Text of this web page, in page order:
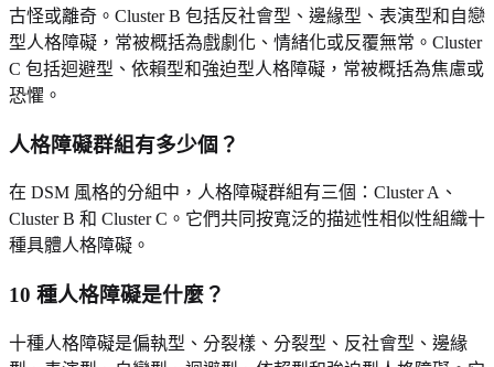
古怪或離奇。Cluster B 包括反社會型、邊緣型、表演型和自戀
型人格障礙，常被概括為戲劇化、情緒化或反覆無常。Cluster
C 包括迴避型、依賴型和強迫型人格障礙，常被概括為焦慮或
恐懼。
人格障礙群組有多少個？
在 DSM 風格的分組中，人格障礙群組有三個：Cluster A、
Cluster B 和 Cluster C。它們共同按寬泛的描述性相似性組織十
種具體人格障礙。
10 種人格障礙是什麼？
十種人格障礙是偏執型、分裂樣、分裂型、反社會型、邊緣